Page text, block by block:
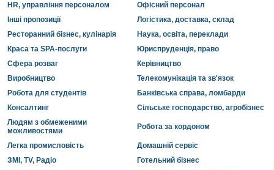
HR, управління персоналом
Офісний персонал
Інші пропозиції
Логістика, доставка, склад
Ресторанний бізнес, кулінарія
Наука, освіта, переклади
Краса та SPA-послуги
Юриспруденція, право
Сфера розваг
Керівництво
Виробництво
Телекомунікація та зв'язок
Робота для студентів
Банківська справа, ломбарди
Консалтинг
Сільське господарство, агробізнес
Людям з обмеженими
можливостями
Робота за кордоном
Легка промисловість
Домашній сервіс
ЗМІ, TV, Радіо
Готельний бізнес